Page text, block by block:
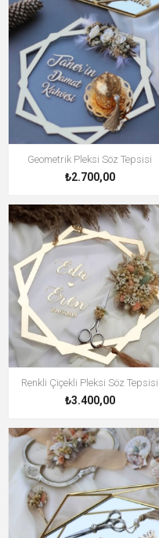
Geometrik Pleksi Söz Tepsisi
₺2.700,00
Renkli Çiçekli Pleksi Söz Tepsisi
₺3.400,00